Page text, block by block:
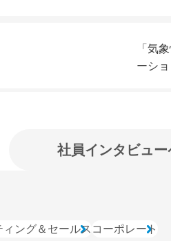
、予報を伝えることではなく
治体や企業への直接の言葉と
「気
ーショ
象予報を速く、正しく、そし
データや視聴者からのリアル
一方でキャスターは、専門的
社員インタビュ
ィング＆セールス コーポレート